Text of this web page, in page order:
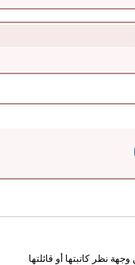
نظر كاتبتها أو قائلتها